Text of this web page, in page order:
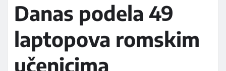
Danas podela 49
laptopova romskim
učenicima